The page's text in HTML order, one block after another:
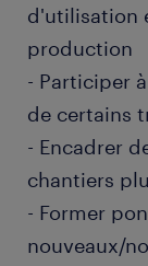
d'utilisation
production
- Participer
de certains
- Encadrer
chantiers
- Former
nouveaux/